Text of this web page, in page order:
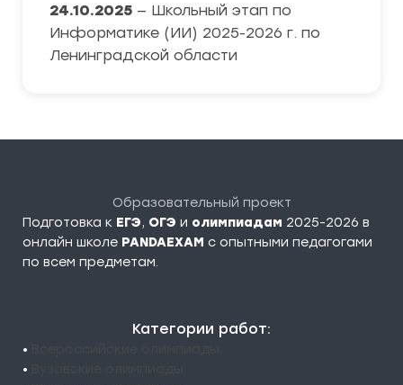
24.10.2025 — Школьный этап по
Информатике (ИИ) 2025-2026 г. по
Ленинградской области
Образовательный проект
Подготовка к ЕГЭ, ОГЭ и олимпиадам 2025-2026 в
онлайн школе PANDAEXAM c опытными педагогами
по всем предметам.
Категории работ:
•
•